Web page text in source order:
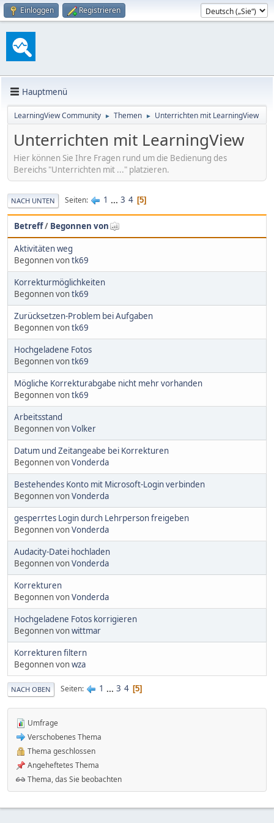
Einloggen Registrieren
Hauptmenü
LearningView Community ► Themen ► Unterrichten mit LearningView
Unterrichten mit LearningView
Hier können Sie Ihre Fragen rund um die Bedienung des
Bereichs "Unterrichten mit ..." platzieren.
NACH UNTEN Seiten 1 ... 3 4 5
Betreff/ Begonnen von
Aktivitäten weg
Begonnen vontk69
Korrekturmöglichkeiten
Begonnen vontk69
Zurücksetzen-Problem bei Aufgaben
Begonnen vontk69
Hochgeladene Fotos
Begonnen vontk69
Mögliche Korrekturabgabe nicht mehr vorhanden
Begonnen vontk69
Arbeitsstand
Begonnen vonVolker
Datum und Zeitangeabe bei Korrekturen
Begonnen vonVonderda
Bestehendes Konto mit Microsoft-Login verbinden
Begonnen vonVonderda
gesperrtes Login durch Lehrperson freigeben
Begonnen vonVonderda
Audacity-Datei hochladen
Begonnen vonVonderda
Korrekturen
Begonnen vonVonderda
Hochgeladene Fotos korrigieren
Begonnen vonwittmar
Korrekturen filtern
Begonnen vonwza
NACH OBEN Seiten 1 ... 3 4 5
Umfrage
Verschobenes Thema
Thema geschlossen
Angeheftetes Thema
Thema, das Sie beobachten